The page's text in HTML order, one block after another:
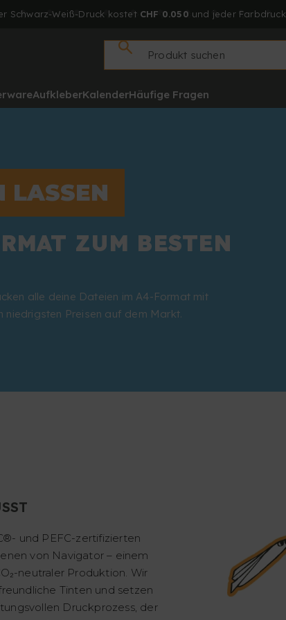
Schwarz-Weiß-Druck kostet CHF 0.050 und jeder Farbdruck
AufkleberKalenderHäufige Fragen
LASSEN
ZUM BESTEN
alle deine Dateien im A4-Format mit
Preisen auf dem Markt.
und PEFC-zertifizierten
von Navigator – einem
neutraler Produktion. Wir
Tinten und setzen
Druckprozess, der